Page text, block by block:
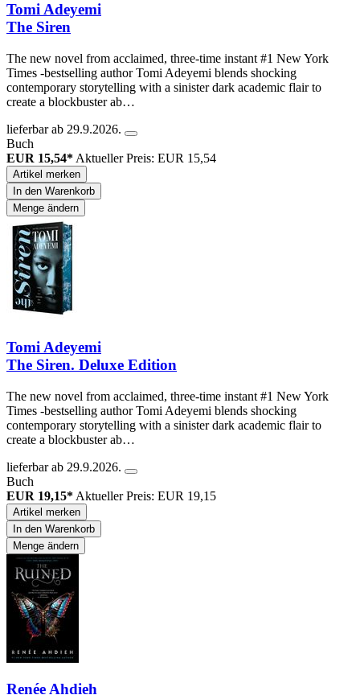
Tomi Adeyemi
The Siren
The new novel from acclaimed, three-time instant #1 New York
Times -bestselling author Tomi Adeyemi blends shocking
contemporary storytelling with a sinister dark academic flair to
create a blockbuster ab…
lieferbar ab 29.9.2026.
Buch
EUR 15,54* Aktueller Preis: EUR 15,54
Artikel merken
In den Warenkorb
Menge ändern
Tomi Adeyemi
The Siren. Deluxe Edition
The new novel from acclaimed, three-time instant #1 New York
Times -bestselling author Tomi Adeyemi blends shocking
contemporary storytelling with a sinister dark academic flair to
create a blockbuster ab…
lieferbar ab 29.9.2026.
Buch
EUR 19,15* Aktueller Preis: EUR 19,15
Artikel merken
In den Warenkorb
Menge ändern
Renée Ahdieh